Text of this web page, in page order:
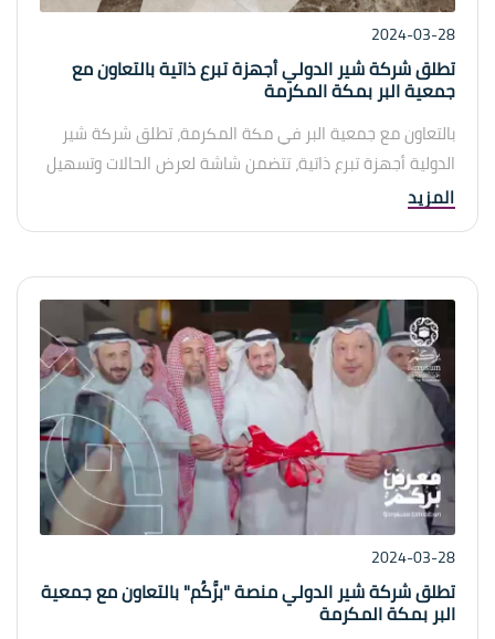
2024-03-28
تطلق شركة شير الدولي أجهزة تبرع ذاتية بالتعاون مع
جمعية البر بمكة المكرمة
بالتعاون مع جمعية البر في مكة المكرمة، تطلق شركة شير
الدولية أجهزة تبرع ذاتية، تتضمن شاشة لعرض الحالات وتسهيل
التبرع والدفع. هذه الخطوة تعكس التزام الشركة بدعم
الأجهزة المبتكرة تسهل التبرع بشكل فعال وشفاف، مما يتيح
للمستخدمين المساهمة السريعة والمباشرة في القضايا
الاجتماعية الحيوية. تعكس هذه الشراكة بين شركة شير الدولية
وجمعية البر التزامهما بدعم التطور المجتمعي وتعزيز العمل
الإنساني.
المزيد
2024-03-28
تطلق شركة شير الدولي منصة "برُّكُم" بالتعاون مع جمعية
البر بمكة المكرمة